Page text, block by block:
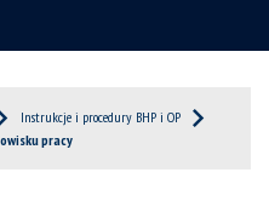
Instrukcje i procedury BHP i OP
pracy